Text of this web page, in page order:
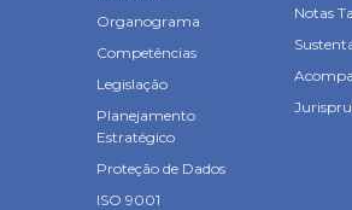
Organograma
Competências
Legislação
Planejamento
Estratégico
Proteção de Dados
ISO 9001
Notas